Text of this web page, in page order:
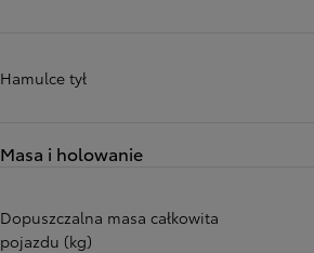
Hamulce tył
Masa i holowanie
Dopuszczalna masa całkowita
pojazdu (kg)